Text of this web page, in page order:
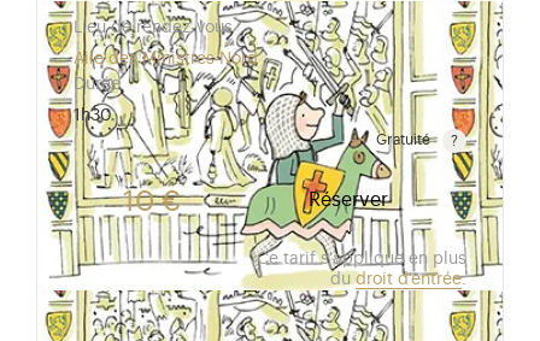
Lieu de rendez-vous
Aile des Ministres Nord
Durée
1h30
Gratuité
Gratuit pour les enfants de moins de 10 ans.Tarif
10 € Réserver
Ce tarif s'applique en plus
du droit d'entrée.